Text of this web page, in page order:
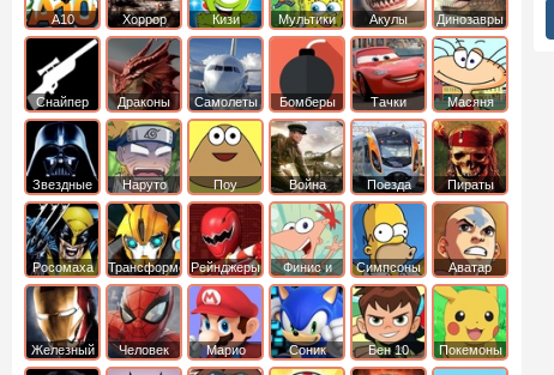
А10 Хоррор Кизи Мультики Акулы Динозавры
Снайпер Драконы Самолеты Бомберы Тачки Масяня
Звездные
войны
Наруто Поу Война Поезда
Пираты
Карибского
Моря
Росомаха ТрансформерыРейнджеры
Самураи
Финис и
Ферб
Симпсоны
Аватар
легенда об
Аанге
Железный
человек
Человек
Паук
Марио Соник Бен 10 Покемоны